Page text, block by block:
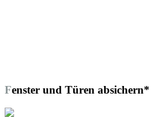
Fenster und Türen absichern*